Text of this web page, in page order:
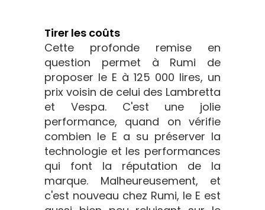
Tirer les coûts
Cette profonde remise en
question permet à Rumi de
proposer le E à 125 000 lires, un
prix voisin de celui des Lambretta
et Vespa. C'est une jolie
performance, quand on vérifie
combien le E a su préserver la
technologie et les performances
qui font la réputation de la
marque. Malheureusement, et
c'est nouveau chez Rumi, le E est